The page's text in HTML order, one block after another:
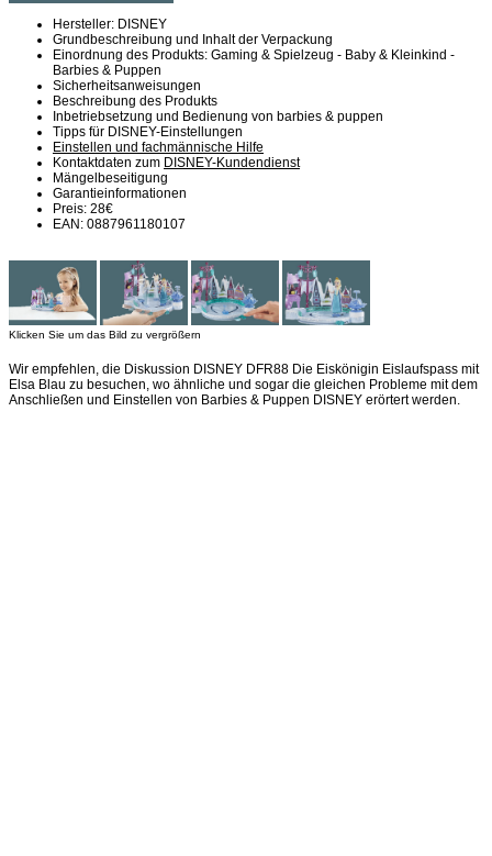
Hersteller: DISNEY
Grundbeschreibung und Inhalt der Verpackung
Einordnung des Produkts: Gaming & Spielzeug - Baby & Kleinkind -
Barbies & Puppen
Sicherheitsanweisungen
Beschreibung des Produkts
Inbetriebsetzung und Bedienung von barbies & puppen
Tipps für DISNEY-Einstellungen
Einstellen und fachmännische Hilfe
Kontaktdaten zum DISNEY-Kundendienst
Mängelbeseitigung
Garantieinformationen
Preis: 28€
EAN: 0887961180107
Klicken Sie um das Bild zu vergrößern
Wir empfehlen, die Diskussion DISNEY DFR88 Die Eiskönigin Eislaufspass mit
Elsa Blau zu besuchen, wo ähnliche und sogar die gleichen Probleme mit dem
Anschließen und Einstellen von Barbies & Puppen DISNEY erörtert werden.